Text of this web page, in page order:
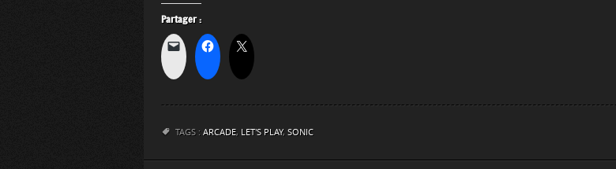
Partager :
TAGS : ARCADE, LET'S PLAY, SONIC